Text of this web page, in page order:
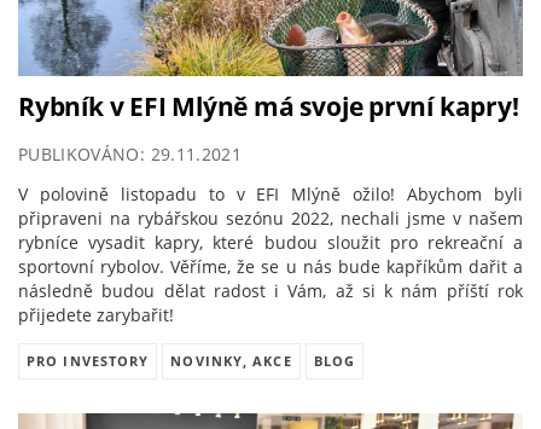
Rybník v EFI Mlýně má svoje první kapry!
PUBLIKOVÁNO: 29.11.2021
V polovině listopadu to v EFI Mlýně ožilo! Abychom byli
připraveni na rybářskou sezónu 2022, nechali jsme v našem
rybníce vysadit kapry, které budou sloužit pro rekreační a
sportovní rybolov. Věříme, že se u nás bude kapříkům dařit a
následně budou dělat radost i Vám, až si k nám příští rok
přijedete zarybařit!
PRO INVESTORY NOVINKY, AKCE BLOG